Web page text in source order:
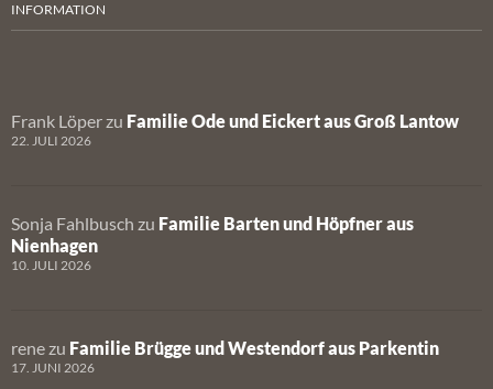
INFORMATION
Frank Löper zu Familie Ode und Eickert aus Groß Lantow
22. JULI 2026
Sonja Fahlbusch zu Familie Barten und Höpfner aus
Nienhagen
10. JULI 2026
rene zu Familie Brügge und Westendorf aus Parkentin
17. JUNI 2026